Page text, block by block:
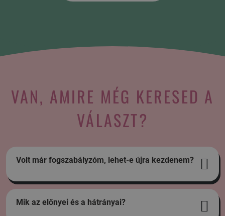
VAN, AMIRE MÉG KERESED A
VÁLASZT?
Volt már fogszabályzóm, lehet-e újra kezdenem?
Mik az előnyei és a hátrányai?